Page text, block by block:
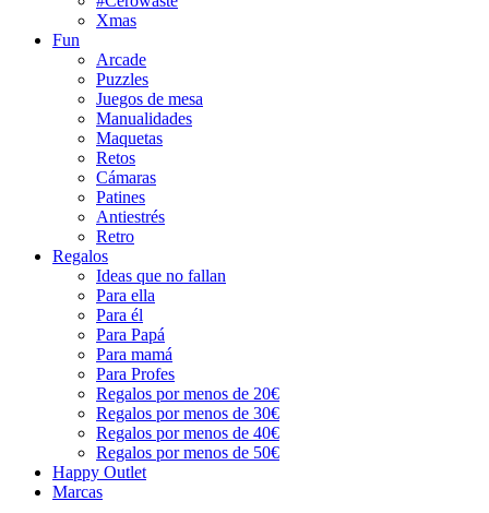
Xmas
Fun
Arcade
Puzzles
Juegos de mesa
Manualidades
Maquetas
Retos
Cámaras
Patines
Antiestrés
Retro
Regalos
Ideas que no fallan
Para ella
Para él
Para Papá
Para mamá
Para Profes
Regalos por menos de 20€
Regalos por menos de 30€
Regalos por menos de 40€
Regalos por menos de 50€
Happy Outlet
Marcas